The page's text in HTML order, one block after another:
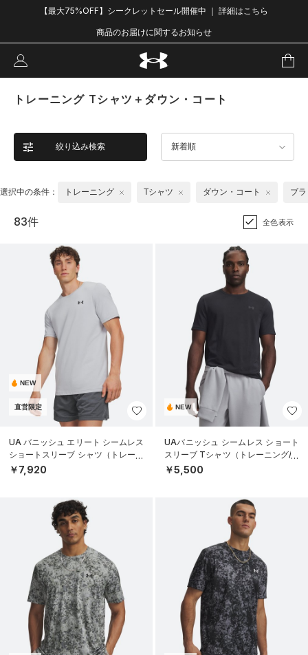
【最大75%OFF】シークレットセール開催中 ｜ 詳細はこちら
商品のお届けに関するお知らせ
トレーニング Tシャツ＋ダウン・コート
絞り込み検索 新着順
選択中の条件： トレーニング Tシャツ ダウン・コート ブ
83件 全色表示
NEW
直営限定
UA バニッシュ エリート シームレス
ショートスリーブ シャツ（トレーニ
ング/MEN）
￥7,920
NEW
UAバニッシュ シームレス ショート
スリーブ Tシャツ（トレーニング/M
EN）
￥5,500